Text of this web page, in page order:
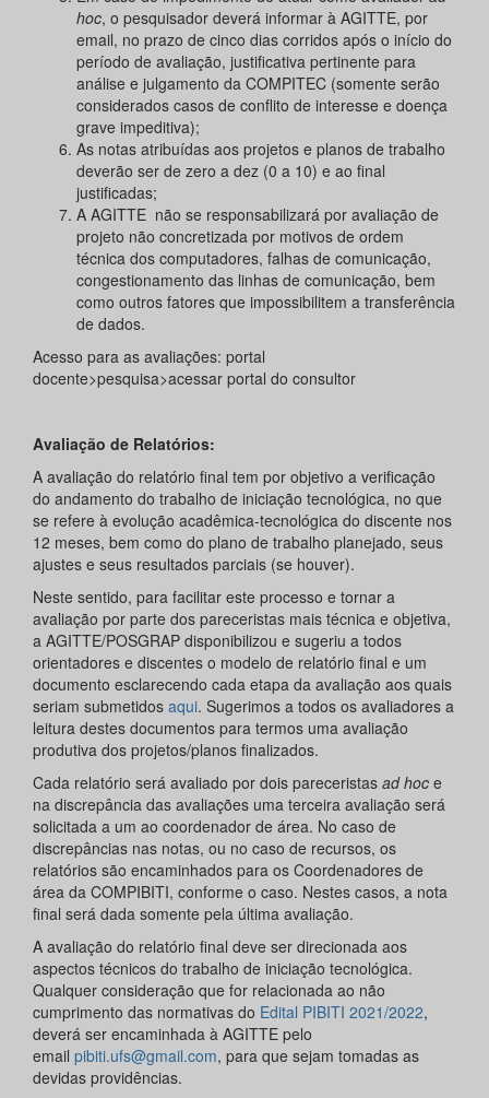
hoc, o pesquisador deverá informar à AGITTE, por
email, no prazo de cinco dias corridos após o início do
período de avaliação, justificativa pertinente para
análise e julgamento da COMPITEC (somente serão
considerados casos de conflito de interesse e doença
grave impeditiva);
As notas atribuídas aos projetos e planos de trabalho
deverão ser de zero a dez (0 a 10) e ao final
justificadas;
A AGITTE não se responsabilizará por avaliação de
projeto não concretizada por motivos de ordem
técnica dos computadores, falhas de comunicação,
congestionamento das linhas de comunicação, bem
como outros fatores que impossibilitem a transferência
de dados.
Acesso para as avaliações: portal
docente>pesquisa>acessar portal do consultor
Avaliação de Relatórios:
A avaliação do relatório final tem por objetivo a verificação
do andamento do trabalho de iniciação tecnológica, no que
se refere à evolução acadêmica-tecnológica do discente nos
12 meses, bem como do plano de trabalho planejado, seus
ajustes e seus resultados parciais (se houver).
Neste sentido, para facilitar este processo e tornar a
avaliação por parte dos pareceristas mais técnica e objetiva,
a AGITTE/POSGRAP disponibilizou e sugeriu a todos
orientadores e discentes o modelo de relatório final e um
documento esclarecendo cada etapa da avaliação aos quais
seriam submetidos aqui. Sugerimos a todos os avaliadores a
leitura destes documentos para termos uma avaliação
produtiva dos projetos/planos finalizados.
Cada relatório será avaliado por dois pareceristas ad hoc e
na discrepância das avaliações uma terceira avaliação será
solicitada a um ao coordenador de área. No caso de
discrepâncias nas notas, ou no caso de recursos, os
relatórios são encaminhados para os Coordenadores de
área da COMPIBITI, conforme o caso. Nestes casos, a nota
final será dada somente pela última avaliação.
A avaliação do relatório final deve ser direcionada aos
aspectos técnicos do trabalho de iniciação tecnológica.
Qualquer consideração que for relacionada ao não
cumprimento das normativas do Edital PIBITI 2021/2022,
deverá ser encaminhada à AGITTE pelo
email pibiti.ufs@gmail.com, para que sejam tomadas as
devidas providências.